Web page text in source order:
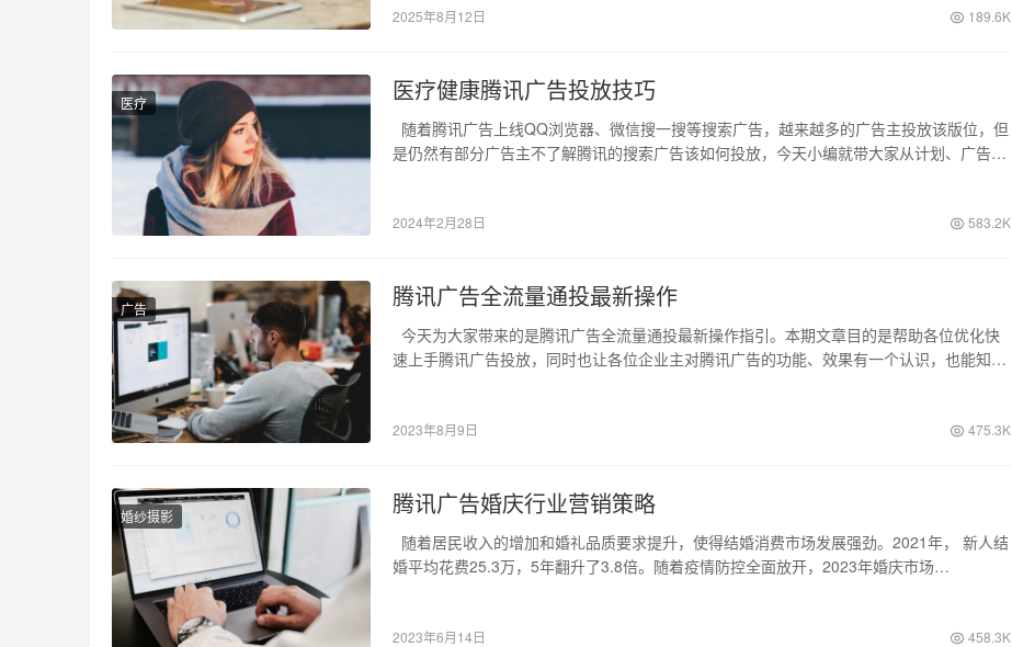
2025年8月12日 189.6K
医疗 医疗健康腾讯广告投放技巧
随着腾讯广告上线QQ浏览器、微信搜一搜等搜索广告，越来越多的广告主投放该版位，但
是仍然有部分广告主不了解腾讯的搜索广告该如何投放，今天小编就带大家从计划、广告、
2024年2月28日 583.2K
广告 腾讯广告全流量通投最新操作
今天为大家带来的是腾讯广告全流量通投最新操作指引。本期文章目的是帮助各位优化快
速上手腾讯广告投放，同时也让各位企业主对腾讯广告的功能、效果有一个认识，也能知道
2023年8月9日 475.3K
婚纱摄影 腾讯广告婚庆行业营销策略
随着居民收入的增加和婚礼品质要求提升，使得结婚消费市场发展强劲。2021年， 新人结
婚平均花费25.3万，5年翻升了3.8倍。随着疫情防控全面放开，2023年婚庆市场…
2023年6月14日 458.3K